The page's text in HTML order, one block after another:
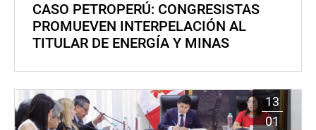
CASO PETROPERÚ: CONGRESISTAS
PROMUEVEN INTERPELACIÓN AL
TITULAR DE ENERGÍA Y MINAS
13
01